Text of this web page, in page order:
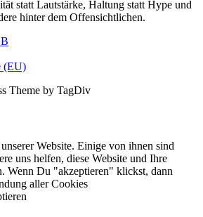
statt Lautstärke, Haltung statt Hype und
hinter dem Offensichtlichen.
(EU)
Theme by TagDiv
Website. Einige von ihnen sind
uns helfen, diese Website und Ihre
Wenn Du "akzeptieren" klickst, dann
aller Cookies